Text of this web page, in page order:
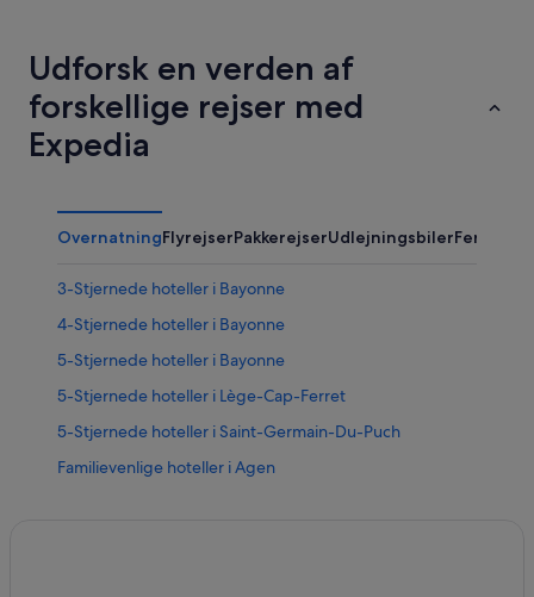
Udforsk en verden af
forskellige rejser med
Expedia
OvernatningFlyrejserPakkerejserUdlejningsbiler
3-Stjernede hoteller i Bayonne
4-Stjernede hoteller i Bayonne
5-Stjernede hoteller i Bayonne
5-Stjernede hoteller i Lège-Cap-Ferret
5-Stjernede hoteller i Saint-Germain-Du-Puch
Familievenlige hoteller i Agen